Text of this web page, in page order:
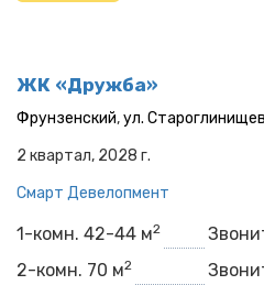
ЖК «Дружба»
Фрунзенский,ул.
2 квартал, 2028 г.
Смарт Девелопмент
1-комн. 42-44 м2
2-комн. 70 м2